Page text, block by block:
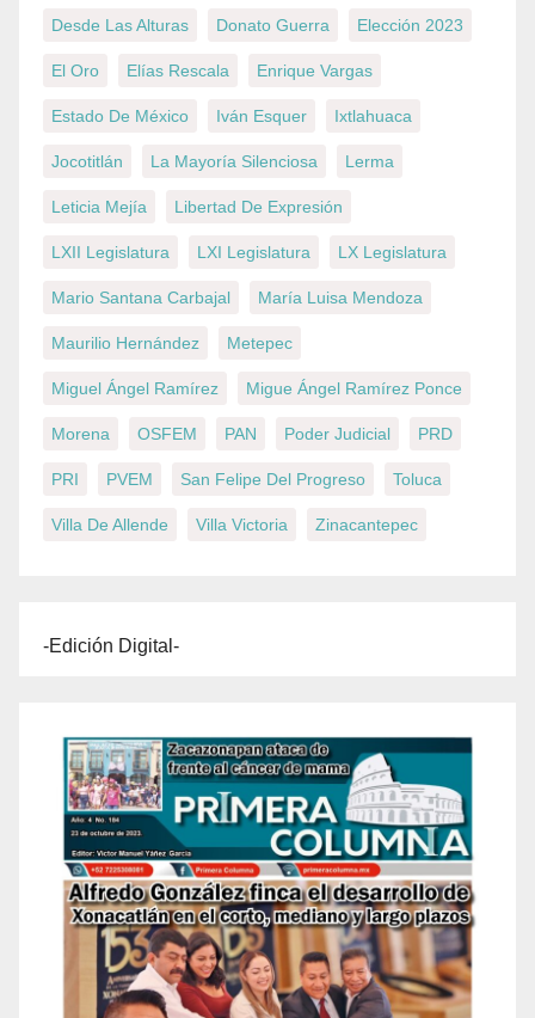
Desde Las Alturas Donato Guerra Elección 2023
El Oro Elías Rescala Enrique Vargas
Estado De México Iván Esquer Ixtlahuaca
Jocotitlán La Mayoría Silenciosa Lerma
Leticia Mejía Libertad De Expresión
LXII Legislatura LXI Legislatura LX Legislatura
Mario Santana Carbajal María Luisa Mendoza
Maurilio Hernández Metepec
Miguel Ángel Ramírez Migue Ángel Ramírez Ponce
Morena OSFEM PAN Poder Judicial PRD
PRI PVEM San Felipe Del Progreso Toluca
Villa De Allende Villa Victoria Zinacantepec
-Edición Digital-